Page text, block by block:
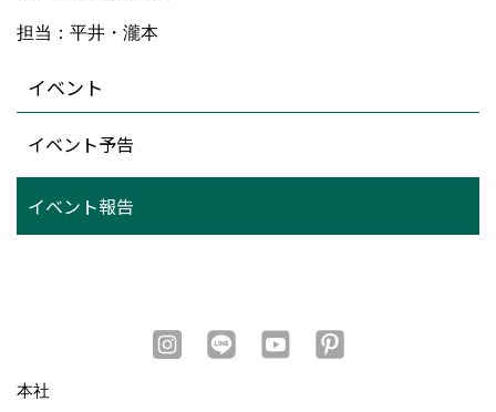
担当：平井・瀧本
イベント
イベント予告
イベント報告
本社